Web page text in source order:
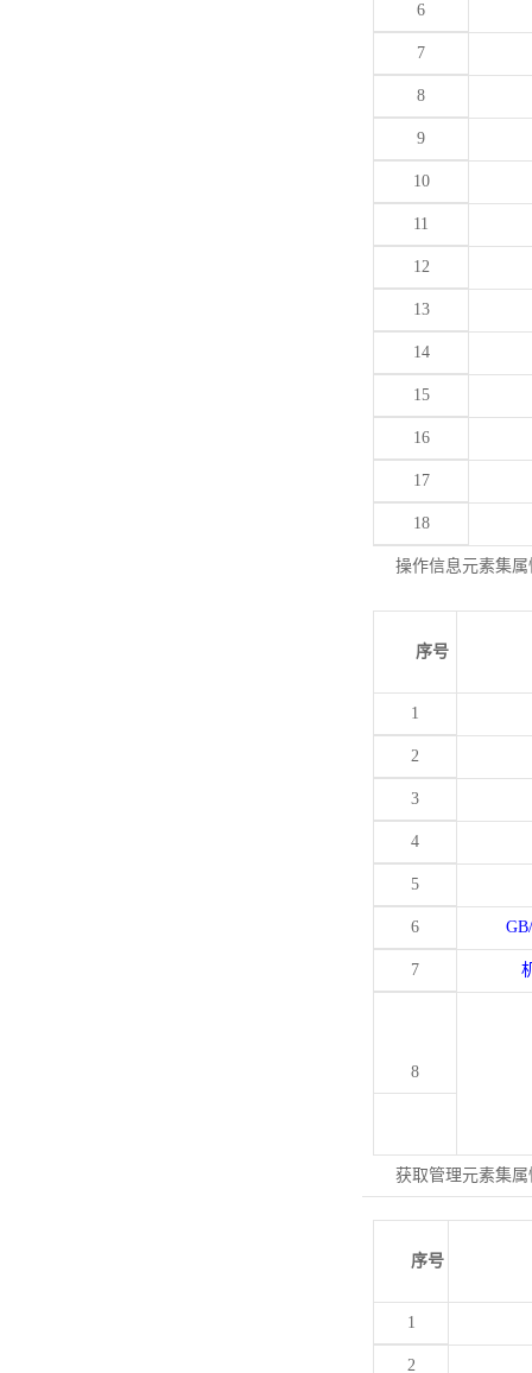
6
7
8
9
10
11
12
13
14
15
16
17
18
操作信息元素集
序号
1
2
3
4
5
6
7
8
获取管理元素集
序号
1
2